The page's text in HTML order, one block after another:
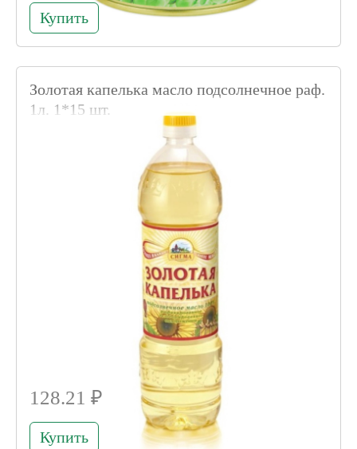
Купить
Золотая капелька масло подсолнечное раф.
1л. 1*15 шт.
128.21 ₽
Купить